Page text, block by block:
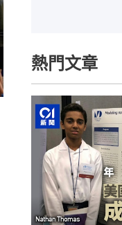
熱門文章